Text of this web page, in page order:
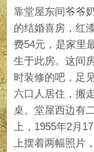
靠堂屋东间爷爷
的结婚喜房，红
费54元，是家里
生于此房。这间
时装修的吧，足
六口人居住，搬
桌。堂屋西边有
上，1955年2月
上摆着两幅照片